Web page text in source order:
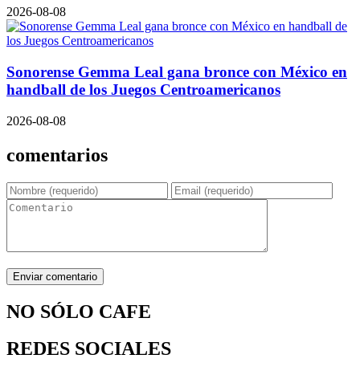
2026-08-08
Sonorense Gemma Leal gana bronce con México en
handball de los Juegos Centroamericanos
2026-08-08
comentarios
NO SÓLO CAFE
REDES SOCIALES